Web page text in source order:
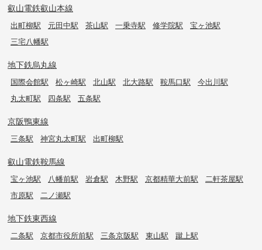
叡山電鉄叡山本線
出町柳駅 元田中駅 茶山駅 一乗寺駅 修学院駅
宝ヶ池駅
三宅八幡駅
地下鉄烏丸線
国際会館駅 松ヶ崎駅 北山駅 北大路駅 鞍馬口駅
今出川駅
丸太町駅
四条駅 五条駅
京阪鴨東線
三条駅 神宮丸太町駅 出町柳駅
叡山電鉄鞍馬線
宝ヶ池駅 八幡前駅 岩倉駅 木野駅 京都精華大前駅
二軒茶屋駅
市原駅
二ノ瀬駅
地下鉄東西線
二条駅 京都市役所前駅 三条京阪駅 東山駅 蹴上駅